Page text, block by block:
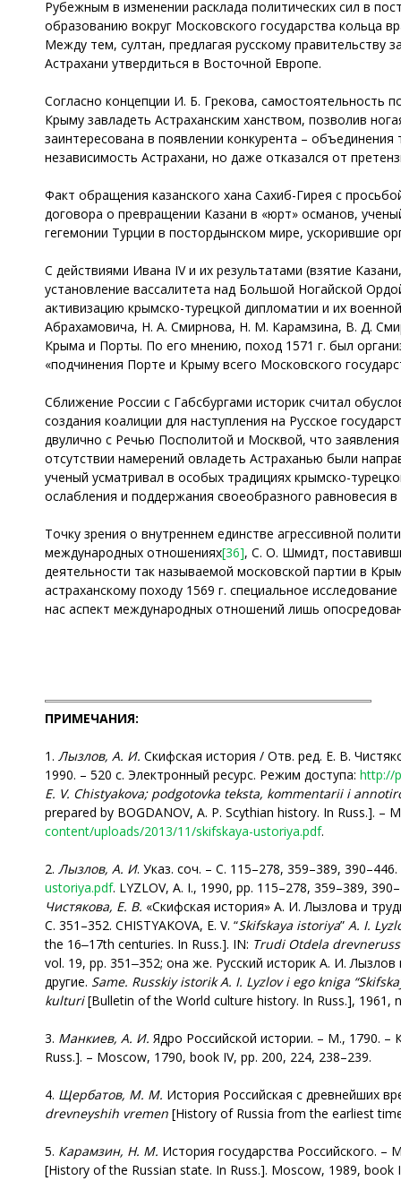
Рубежным в изменении расклада политических сил в
образованию вокруг Московского государства кольца
Между тем, султан, предлагая русскому правительству
Астрахани утвердиться в Восточной Европе.
Согласно концепции И. Б. Грекова, самостоятельность
Крыму завладеть Астраханским ханством, позволив
заинтересована в появлении конкурента –
независимость Астрахани, но даже отказался от
Факт обращения казанского хана Сахиб-Гирея с
договора о превращении Казани в «юрт» османов,
гегемонии Турции в постордынском мире, ускорившие
С действиями Ивана IV и их результатами (взятие
установление вассалитета над Большой Ногайской
активизацию крымско-турецкой дипломатии и их
Абрахамовича, Н. А. Смирнова, Н. М. Карамзина, В. Д.
Крыма и Порты. По его мнению, поход 1571 г. был
«подчинения Порте и Крыму всего Московского
Сближение России с Габсбургами историк считал
создания коалиции для наступления на Русское
двулично с Речью Посполитой и Москвой, что
отсутствии намерений овладеть Астраханью были
ученый усматривал в особых традициях крымско-
ослабления и поддержания своеобразного равновесия
Точку зрения о внутреннем единстве агрессивной
международных отношениях[36], С. О. Шмидт,
деятельности так называемой московской партии в
астраханскому походу 1569 г. специальное
нас аспект международных отношений лишь
ПРИМЕЧАНИЯ:
1. Лызлов, А. И. Скифская история / Отв. ред. Е. В.
1990. – 520 с. Электронный ресурс. Режим доступа: http://
E. V. Chistyakova; podgotovka teksta, kommentarii i
prepared by BOGDANOV, A. P. Scythian history. In Russ.].
content/uploads/2013/11/skifskaya-ustoriya.pdf.
2. Лызлов, А. И. Указ. соч. – С. 115–278, 359–389,
ustoriya.pdf. LYZLOV, A. I., 1990, pp. 115–278, 359–389,
Чистякова, Е. В. «Скифская история» А. И. Лызлова и
С. 351–352. CHISTYAKOVA, E. V. “Skifskaya istoriya” A. I.
the 16‒17th centuries. In Russ.]. IN: Trudi Otdela
vol. 19, pp. 351‒352; она же. Русский историк А. И.
другие. Same. Russkiy istorik A. I. Lyzlov i ego kniga
kulturi[Bulletin of the World culture history. In Russ.], 1961,
3. Манкиев, А. И. Ядро Российской истории. – М., 1790. –
Russ.]. – Moscow, 1790, book IV, pp. 200, 224, 238–239.
4. Щербатов, М. М. История Российская с древнейших
drevneyshih vremen [History of Russia from the earliest
5. Карамзин, Н. М. История государства Российского. –
[History of the Russian state. In Russ.]. Moscow, 1989, book